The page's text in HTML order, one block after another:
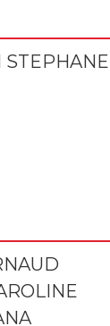
STEPHANE